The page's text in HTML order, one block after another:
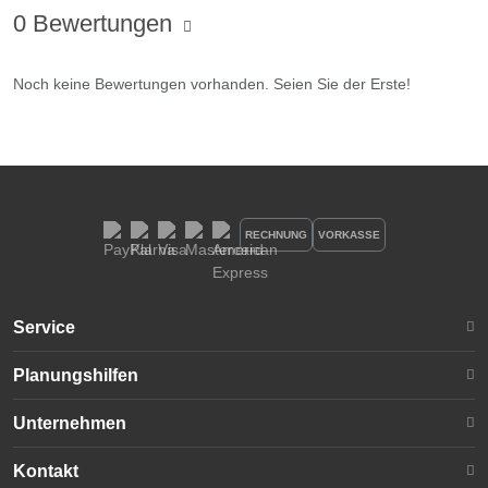
0 Bewertungen
Noch keine Bewertungen vorhanden. Seien Sie der Erste!
RECHNUNG VORKASSE
Service
Planungshilfen
Unternehmen
Kontakt